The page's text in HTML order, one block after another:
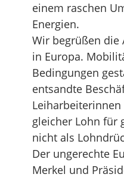
einem raschen
Energien.
Wir begrüßen die
in Europa.
Bedingungen
entsandte
gleicher Lohn für
nicht als
Der ungerechte
Merkel und